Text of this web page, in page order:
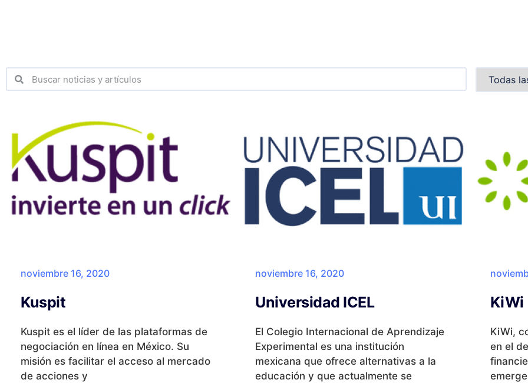
noviembre 16, 2020
Kuspit
Kuspit es el líder de las plataformas de
negociación en línea en México. Su
misión es facilitar el acceso al mercado
de acciones y
noviembre 16, 2020
Universidad ICEL
El Colegio Internacional de Aprendizaje
Experimental es una institución
mexicana que ofrece alternativas a la
educación y que actualmente se
KiWi
KiWi,
en el